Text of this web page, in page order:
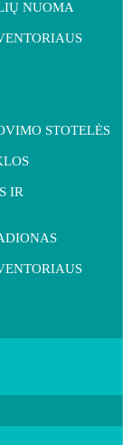
NUOMA
STOTELĖS
IR